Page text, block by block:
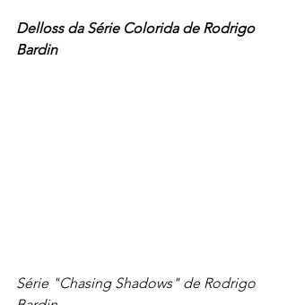
Delloss da Série Colorida de Rodrigo
Bardin
Série "Chasing Shadows" de Rodrigo